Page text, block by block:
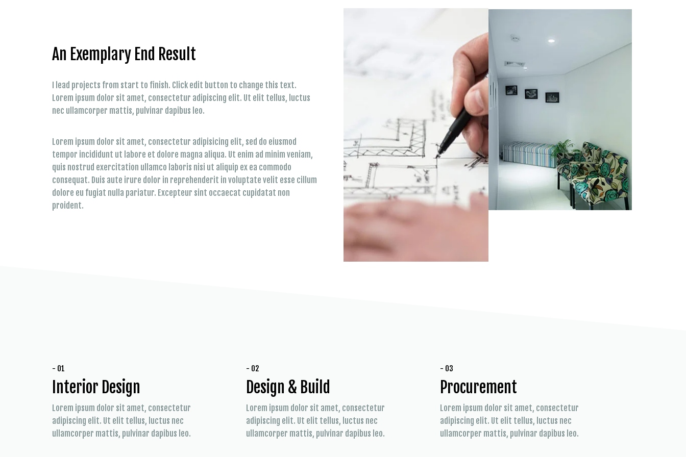
An Exemplary End Result
I lead projects from start to finish. Click edit button to change this text.
Lorem ipsum dolor sit amet, consectetur adipiscing elit. Ut elit tellus, luctus
nec ullamcorper mattis, pulvinar dapibus leo.
Lorem ipsum dolor sit amet, consectetur adipisicing elit, sed do eiusmod
tempor incididunt ut labore et dolore magna aliqua. Ut enim ad minim veniam,
quis nostrud exercitation ullamco laboris nisi ut aliquip ex ea commodo
consequat. Duis aute irure dolor in reprehenderit in voluptate velit esse cillum
dolore eu fugiat nulla pariatur. Excepteur sint occaecat cupidatat non
proident.
- 01
Interior Design
Lorem ipsum dolor sit amet, consectetur
adipiscing elit. Ut elit tellus, luctus nec
ullamcorper mattis, pulvinar dapibus leo.
- 02
Design & Build
Lorem ipsum dolor sit amet, consectetur
adipiscing elit. Ut elit tellus, luctus nec
ullamcorper mattis, pulvinar dapibus leo.
- 03
Procurement
Lorem ipsum dolor sit amet, consectetur
adipiscing elit. Ut elit tellus, luctus nec
ullamcorper mattis, pulvinar dapibus leo.